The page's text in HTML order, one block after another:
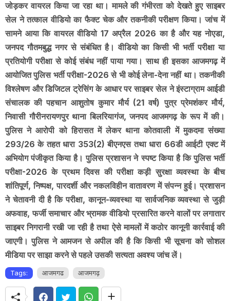
जोड़कर वायरल किया जा रहा था। मामले की गंभीरता को देखते हुए साइबर
सेल ने तत्काल वीडियो का फैक्ट चेक और तकनीकी परीक्षण किया। जांच में
सामने आया कि वायरल वीडियो 17 अप्रैल 2026 का है और यह नोएडा,
जनपद गौतमबुद्ध नगर से संबंधित है। वीडियो का किसी भी भर्ती परीक्षा या
प्रतियोगी परीक्षा से कोई संबंध नहीं पाया गया। साथ ही इसका आजमगढ़ में
आयोजित पुलिस भर्ती परीक्षा-2026 से भी कोई लेना-देना नहीं था। तकनीकी
विश्लेषण और डिजिटल ट्रेसिंग के आधार पर साइबर सेल ने इंस्टाग्राम आईडी
संचालक की पहचान आशुतोष कुमार मौर्य (21 वर्ष) पुत्र प्रेमशंकर मौर्य,
निवासी गौरीनरायणपुर थाना बिलरियागंज, जनपद आजमगढ़ के रूप में की।
पुलिस ने आरोपी को हिरासत में लेकर थाना कोतवाली में मुकदमा संख्या
293/26 के तहत धारा 353(2) बीएनएस तथा धारा 66डी आईटी एक्ट में
अभियोग पंजीकृत किया है। पुलिस प्रशासन ने स्पष्ट किया है कि पुलिस भर्ती
परीक्षा-2026 के प्रथम दिवस की परीक्षा कड़ी सुरक्षा व्यवस्था के बीच
शांतिपूर्ण, निष्पक्ष, पारदर्शी और नकलविहीन वातावरण में संपन्न हुई। प्रशासन
ने चेतावनी दी है कि परीक्षा, कानून-व्यवस्था या सार्वजनिक व्यवस्था से जुड़ी
अफवाह, फर्जी समाचार और भ्रामक वीडियो प्रसारित करने वालों पर लगातार
साइबर निगरानी रखी जा रही है तथा ऐसे मामलों में कठोर कानूनी कार्रवाई की
जाएगी। पुलिस ने आमजन से अपील की है कि किसी भी सूचना को सोशल
मीडिया पर साझा करने से पहले उसकी सत्यता अवश्य जांच लें।
Tags: आजमगढ आजमगढ़